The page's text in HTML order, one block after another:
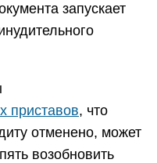
запускает
приставов, что
отменено, может
возобновить